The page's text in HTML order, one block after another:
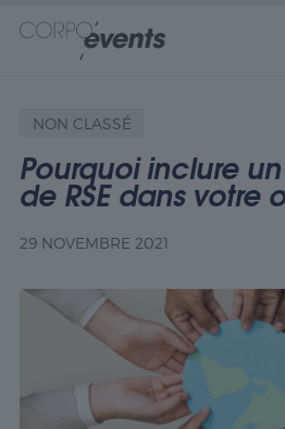
NON CLASSÉ
Pourquoi inclure
de RSE dans votre
29 NOVEMBRE 2021